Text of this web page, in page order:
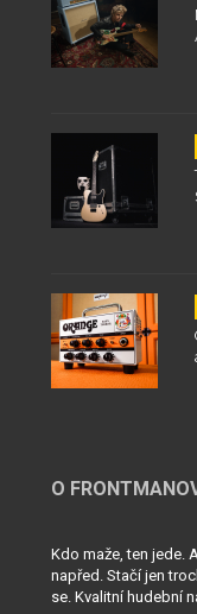
O
Kdo maže, ten jede.
napřed. Stačí jen
se. Kvalitní hudební